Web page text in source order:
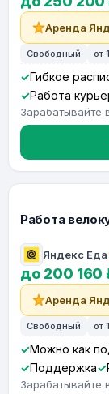
Аренда
Свободный от
Гибкое
Работа
Зарабатывайте
Работа
Яндекс Еда
до 200 160
Аренда
Свободный от
Можно как
Поддержка
Зарабатывайте